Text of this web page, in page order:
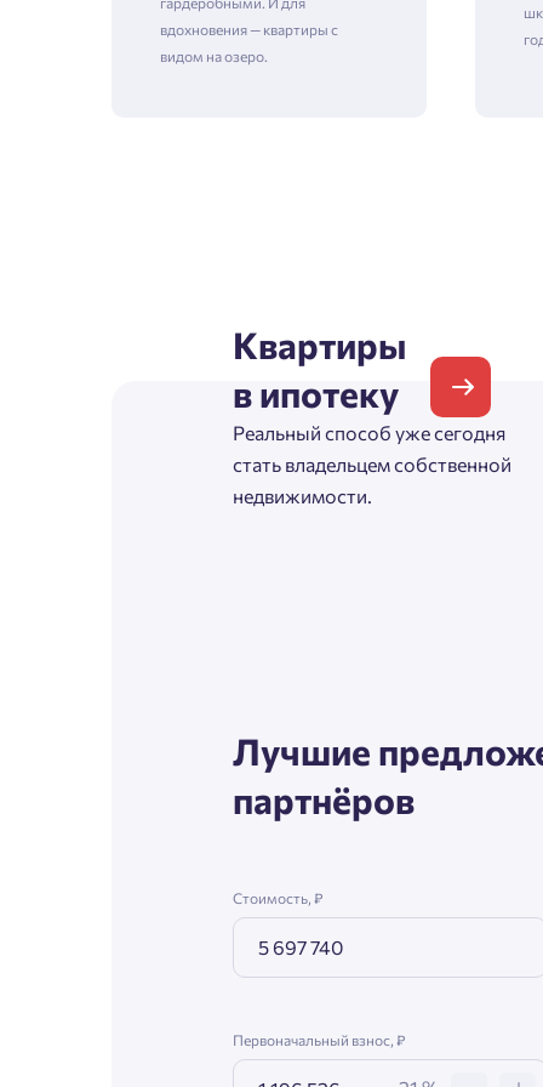
вдохновения — квартиры с
видом на озеро.
Квартиры
в ипотеку
Реальный способ уже сегодня
стать владельцем собственной
недвижимости.
Лучшие
партнёров
Стоимость, ₽
Первоначальный взнос, ₽
Фамилия